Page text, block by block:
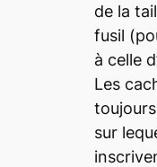
de la
fusil
à celle
Les
sur